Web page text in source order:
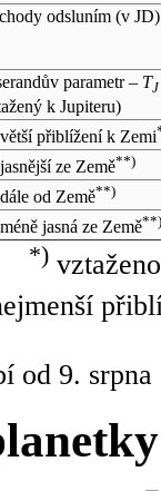
odsluním (v JD)
parametr – TJ
k Jupiteru)
přiblížení k Zemi
ze Země**)
od Země**)
jasná ze Země**)
*)
od 9.